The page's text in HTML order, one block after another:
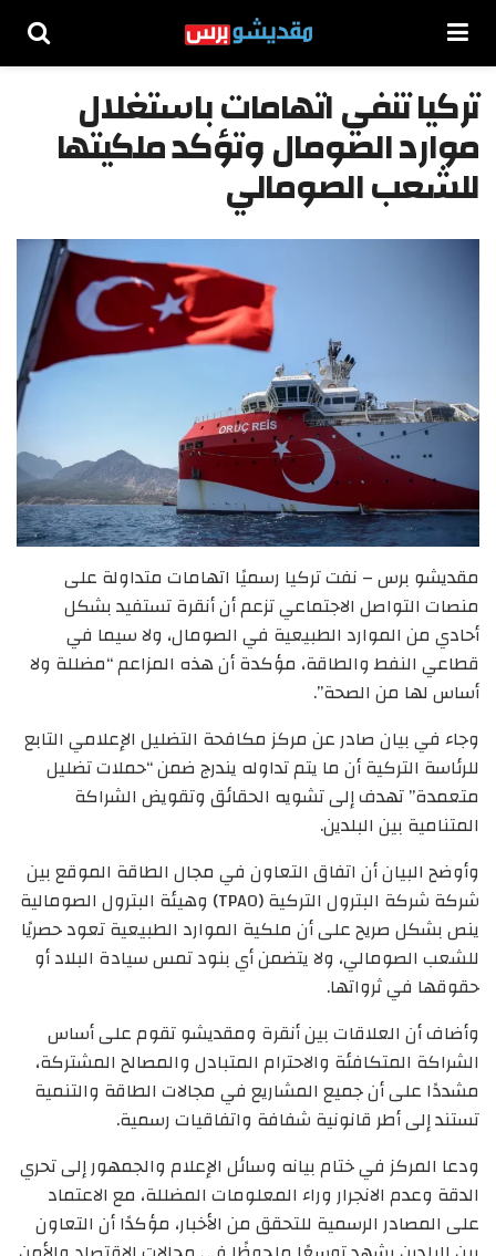
تركيا تنفي اتهامات باستغلال
موارد الصومال وتؤكد ملكيتها
للشعب الصومالي
مقديشو برس – نفت تركيا رسميًا اتهامات متداولة على
منصات التواصل الاجتماعي تزعم أن أنقرة تستفيد بشكل
أحادي من الموارد الطبيعية في الصومال، ولا سيما في
قطاعي النفط والطاقة، مؤكدة أن هذه المزاعم “مضللة ولا
أساس لها من الصحة”.
وجاء في بيان صادر عن مركز مكافحة التضليل الإعلامي التابع
للرئاسة التركية أن ما يتم تداوله يندرج ضمن “حملات تضليل
متعمدة” تهدف إلى تشويه الحقائق وتقويض الشراكة
المتنامية بين البلدين.
وأوضح البيان أن اتفاق التعاون في مجال الطاقة الموقع بين
شركة شركة البترول التركية (TPAO) وهيئة البترول الصومالية
ينص بشكل صريح على أن ملكية الموارد الطبيعية تعود حصريًا
للشعب الصومالي، ولا يتضمن أي بنود تمس سيادة البلاد أو
حقوقها في ثرواتها.
وأضاف أن العلاقات بين أنقرة ومقديشو تقوم على أساس
الشراكة المتكافئة والاحترام المتبادل والمصالح المشتركة،
مشددًا على أن جميع المشاريع في مجالات الطاقة والتنمية
تستند إلى أطر قانونية شفافة واتفاقيات رسمية.
ودعا المركز في ختام بيانه وسائل الإعلام والجمهور إلى تحري
الدقة وعدم الانجرار وراء المعلومات المضللة، مع الاعتماد
على المصادر الرسمية للتحقق من الأخبار، مؤكدًا أن التعاون